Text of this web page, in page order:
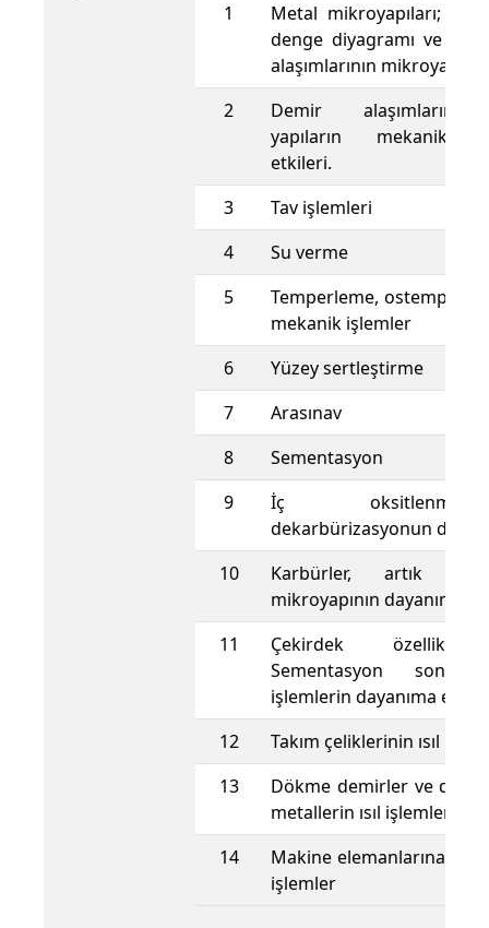
1
Metal mikroyapıları;
denge diyagramı ve
alaşımlarının
2
Demir
yapıların mekanik
etkileri.
3
Tav işlemleri
4
Su verme
5
Temperleme,
mekanik işlemler
6
Yüzey sertleştirme
7
Arasınav
8
Sementasyon
9
İç
dekarbürizasyonun
10
Karbürler, artık
mikroyapının dayanıma
11
Çekirdek
Sementasyon
işlemlerin dayanıma etkisi.
12
Takım çeliklerinin ısıl
13
Dökme demirler ve
metallerin ısıl işlemleri
14
Makine elemanlarına
işlemler